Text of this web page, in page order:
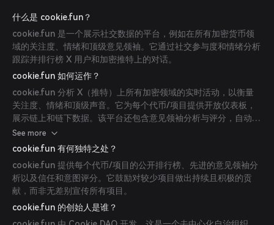
什么是 cookie.fun？
cookie.fun 是一个展示社交数据的平台，例如在所有加密货币领
域的关注度、情绪和顶级意见领袖。它通过社交参与度和情绪分析
跟踪并排行榜 X 用户和加密推特上的对话。
cookie.fun 如何运作？
cookie.fun 分析 X（推特）上所有加密领域的实时活动，以衡量
关注度、情绪和顶级声音。它为每个代币/项目提供开放仪表板，
展示链上和链下数据。该平台还包含意见领袖分析与评分，自动根
据参与度和内容质量跟踪并评分 X 用户。
See more
cookie.fun 有何独特之处？
cookie.fun 提供每个代币/项目的公开排行榜、先进的意见领袖分
析以及信任和意图评分。它鼓励对较少项目做出持续且积极的贡
献，而非无差别宣传所有项目。
cookie.fun 的创始人是谁？